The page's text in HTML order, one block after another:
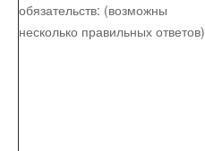
обязательств: (возможны
несколько правильных ответов)